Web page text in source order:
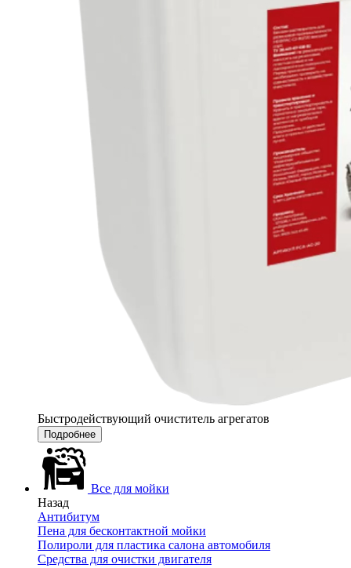
Быстродействующий очиститель агрегатов
Подробнее
Все для мойки
Назад
Антибитум
Пена для бесконтактной мойки
Полироли для пластика салона автомобиля
Средства для очистки двигателя